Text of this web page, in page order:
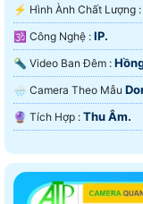
️⚡ Hình Ành Chất Lượng :
🕉️ Công Nghệ : IP.
🔦 Video Ban Đêm :
🌧️ Camera Theo Mẫu
️🔮 Tích Hợp : Thu Âm.